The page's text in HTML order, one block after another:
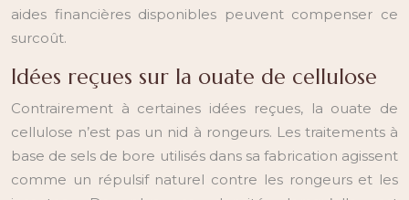
aides financières disponibles peuvent compenser ce
surcoût.
Idées reçues sur la ouate de cellulose
Contrairement à certaines idées reçues, la ouate de
cellulose n’est pas un nid à rongeurs. Les traitements à
base de sels de bore utilisés dans sa fabrication agissent
comme un répulsif naturel contre les rongeurs et les